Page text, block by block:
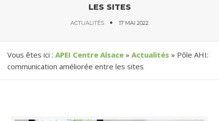
LES SITES
ACTUALITÉS 17 MAI 2022
Vous êtes ici : APEI Centre Alsace » Actualités » Pôle AHI:
communication améliorée entre les sites